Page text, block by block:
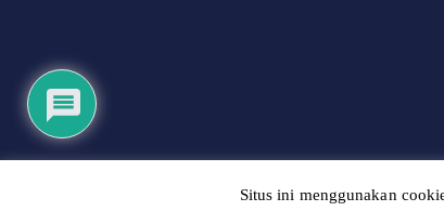
Situs ini menggunakan